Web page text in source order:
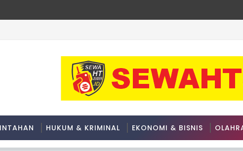
HUKUM & KRIMINAL EKONOMI & BISNIS